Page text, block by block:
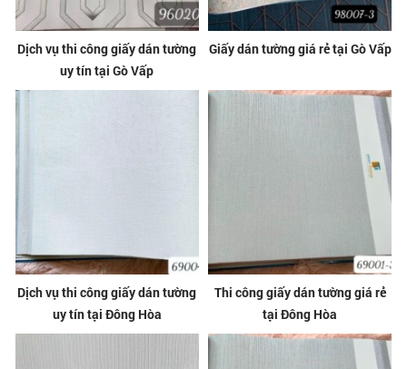
Dịch vụ thi công giấy dán tường
uy tín tại Gò Vấp
Giấy dán tường giá rẻ tại Gò Vấp
Dịch vụ thi công giấy dán tường
uy tín tại Đông Hòa
Thi công giấy dán tường giá rẻ
tại Đông Hòa